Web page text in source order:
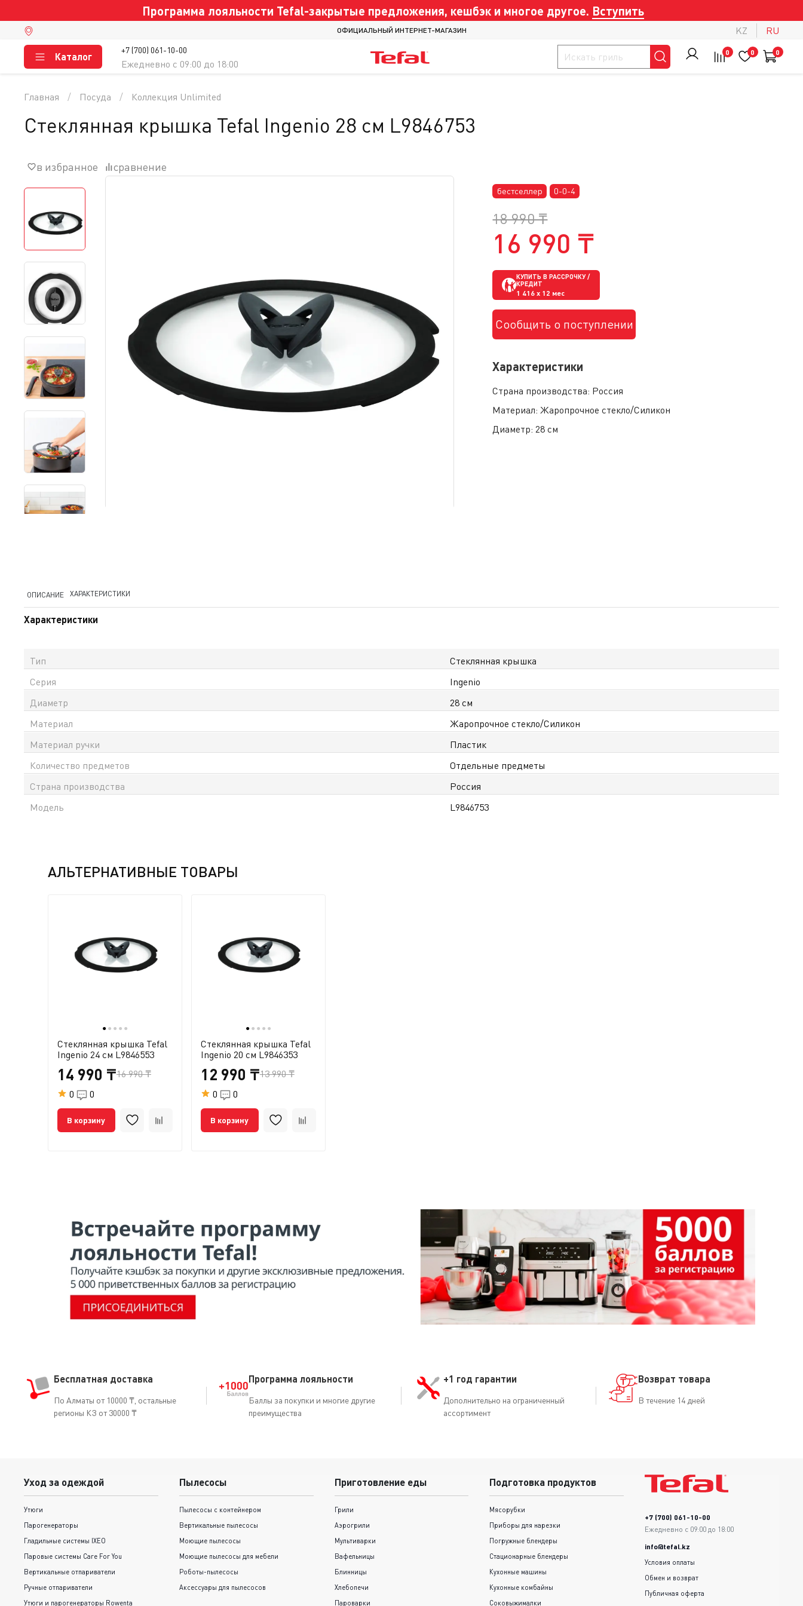
Программа лояльности Tefal-закрытые предложения, кешбэк и многое другое. Вступить
ОФИЦИАЛЬНЫЙ ИНТЕРНЕТ-МАГАЗИН KZ RU
+7 (700) 061-10-00
Ежедневно c 09:00 до 18:00
Каталог 0 0 0
бестселлер 0-0-4
18 990 ₸
16 990 ₸
КУПИТЬ В РАССРОЧКУ /
КРЕДИТ
1 416 x 12 мес
Сообщить о поступлении
Характеристики
Страна производства: Россия
Материал: Жаропрочное стекло/Силикон
Диаметр: 28 см
Главная Посуда Коллекция Unlimited
Стеклянная крышка Tefal Ingenio 28 см L9846753
в избранное сравнение
ОПИСАНИЕ ХАРАКТЕРИСТИКИ
Характеристики
Тип
Стеклянная крышка
Серия
Ingenio
Диаметр
28 см
Материал
Жаропрочное стекло/Силикон
Материал ручки
Пластик
Количество предметов
Отдельные предметы
Страна производства
Россия
Модель
L9846753
АЛЬТЕРНАТИВНЫЕ ТОВАРЫ
● ● ● ● ●
Стеклянная крышка Tefal
Ingenio 24 см L9846553
14 990 ₸16 990 ₸
0
0
В корзину
● ● ● ● ●
Стеклянная крышка Tefal
Ingenio 20 см L9846353
12 990 ₸13 990 ₸
0
0
В корзину
Бесплатная доставка
По Алматы от 10000 ₸, остальные
регионы КЗ от 30000 ₸
Программа лояльности
Баллы за покупки и многие другие
преимущества
+1 год гарантии
Дополнительно на ограниченный
ассортимент
Возврат товара
В течение 14 дней
Уход за одеждой
Утюги
Парогенераторы
Гладильные системы IXEO
Паровые системы Care For You
Вертикальные отпариватели
Ручные отпариватели
Утюги и парогенераторы Rowenta
Пылесосы
Пылесосы с контейнером
Вертикальные пылесосы
Моющие пылесосы
Моющие пылесосы для мебели
Роботы-пылесосы
Аксессуары для пылесосов
Приготовление еды
Грили
Аэрогрили
Мультиварки
Вафельницы
Блинницы
Хлебопечи
Пароварки
Подготовка продуктов
Мясорубки
Приборы для нарезки
Погружные блендеры
Стационарные блендеры
Кухонные машины
Кухонные комбайны
Соковыжималки
+7 (700) 061-10-00
Ежедневно с 09:00 до 18:00
info@tefal.kz
Условия оплаты
Обмен и возврат
Публичная оферта